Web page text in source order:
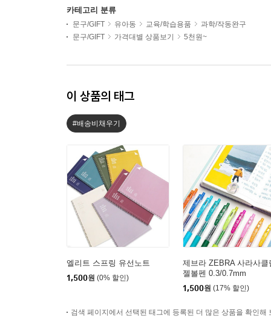
카테고리 분류
문구/GIFT 유아동 교육/학습용품
과학/작동완구
문구/GIFT
가격대별 상품보기 5천원~
이 상품의 태그
#배송비채우기
엘리트 스프링 유선노트
1,500원 (0% 할인)
제브라 ZEBRA 사라사클
젤볼펜 0.3/0.7mm
1,500원 (17% 할인)
검색 페이지에서 선택된 태그에 등록된 더 많은 상품을 확인해